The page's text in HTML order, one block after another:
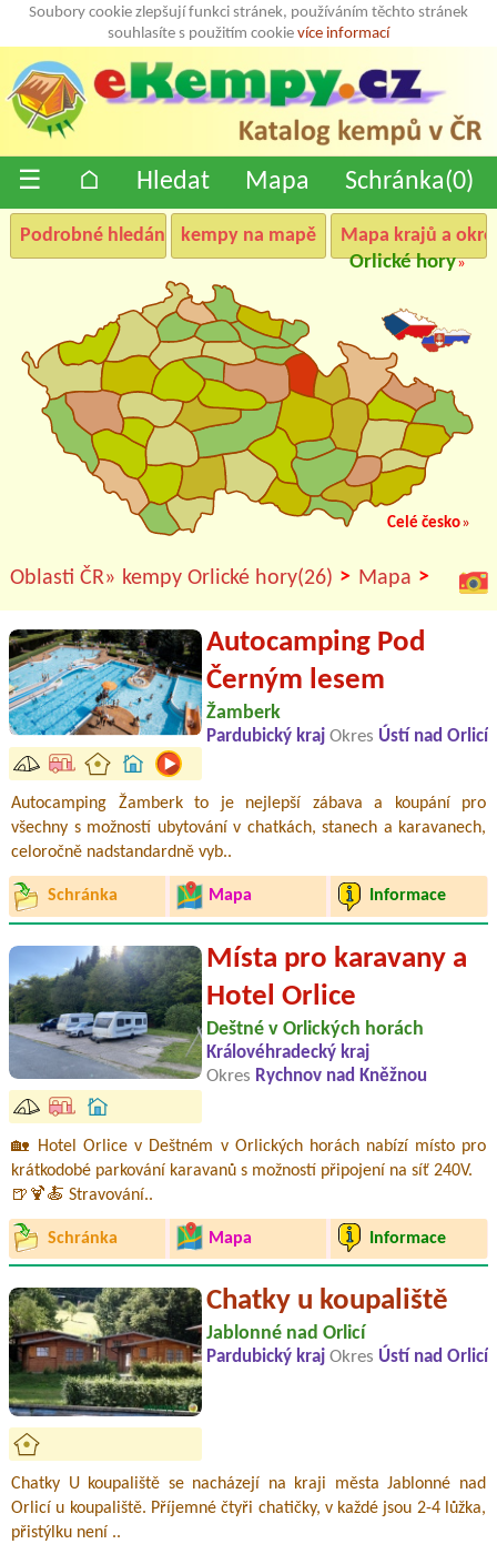
Soubory cookie zlepšují funkci stránek, používáním těchto stránek
souhlasíte s použitím cookie více informací
☰ ⌂ Hledat Mapa Schránka(0)
Podrobné hledání kempy na mapě
Mapa krajů a
Orlické hory»
Celé česko»
Oblasti ČR» kempy Orlické hory(26) > Mapa >
Autocamping Pod
Černým lesem
Žamberk
Pardubický kraj Okres Ústí nad Orlicí
Autocamping Žamberk to je nejlepší zábava a koupání pro
všechny s možností ubytování v chatkách, stanech a karavanech,
celoročně nadstandardně vyb..
Schránka Mapa Informace
Místa pro karavany a
Hotel Orlice
Deštné v Orlických horách
Královéhradecký kraj
Okres Rychnov nad Kněžnou
🏡 Hotel Orlice v Deštném v Orlických horách nabízí místo pro
krátkodobé parkování karavanů s možností připojení na síť 240V.
🍺🍹🍝 Stravování..
Schránka Mapa Informace
Chatky u koupaliště
Jablonné nad Orlicí
Pardubický kraj Okres Ústí nad Orlicí
Chatky U koupaliště se nacházejí na kraji města Jablonné nad
Orlicí u koupaliště. Příjemné čtyři chatičky, v každé jsou 2-4 lůžka,
přistýlku není ..